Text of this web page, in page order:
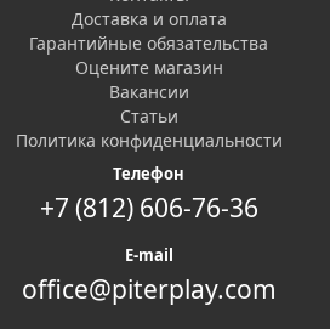
Доставка и оплата
Гарантийные обязательства
Оцените магазин
Вакансии
Статьи
Политика конфиденциальности
Телефон
+7 (812) 606-76-36
E-mail
office@piterplay.com